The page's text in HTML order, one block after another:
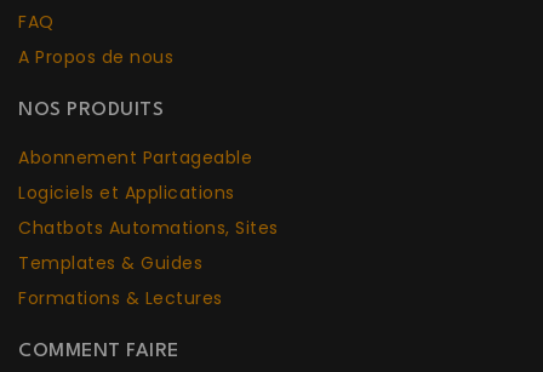
FAQ
A Propos de nous
NOS PRODUITS
Abonnement Partageable
Logiciels et Applications
Chatbots Automations, Sites
Templates & Guides
Formations & Lectures
COMMENT FAIRE